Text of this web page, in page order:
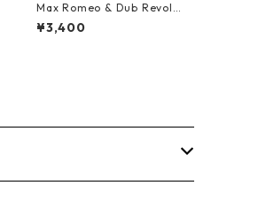
Max Romeo & Dub Revolu
tionaries - Juks We A Juk
s【10-90000】
¥3,400